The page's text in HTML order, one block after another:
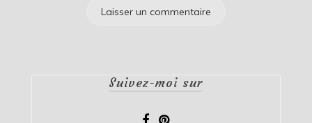
Suivez-moi sur